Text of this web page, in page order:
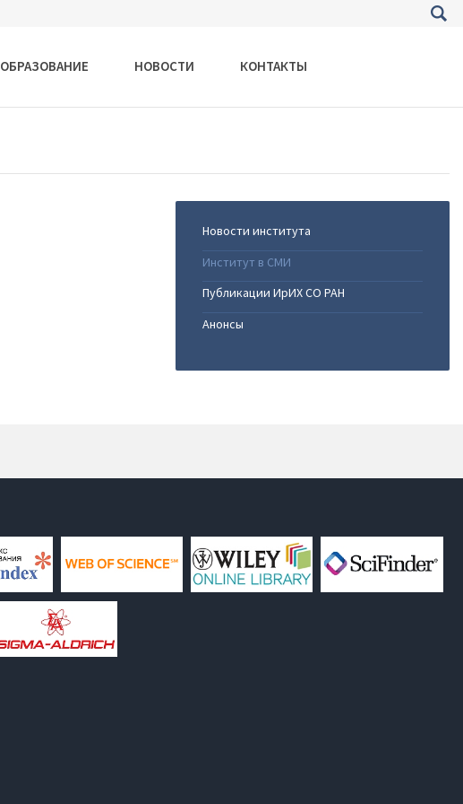
ОБРАЗОВАНИЕ НОВОСТИ КОНТАКТЫ
Новости института
Институт в СМИ
Публикации ИрИХ СО РАН
Анонсы